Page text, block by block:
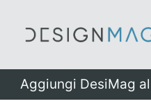
Aggiungi DesiMag